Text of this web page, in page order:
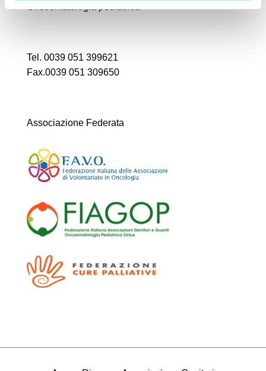
Oncoematologia pediatrica
Tel. 0039 051 399621
Fax.0039 051 309650
Associazione Federata